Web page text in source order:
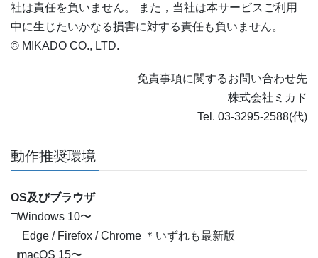
社は責任を負いません。 また，当社は本サービスご利用
中に生じたいかなる損害に対する責任も負いません。
© MIKADO CO., LTD.
免責事項に関するお問い合わせ先
株式会社ミカド
Tel. 03-3295-2588(代)
動作推奨環境
OS及びブラウザ
□Windows 10〜
Edge / Firefox / Chrome ＊いずれも最新版
□macOS 15〜